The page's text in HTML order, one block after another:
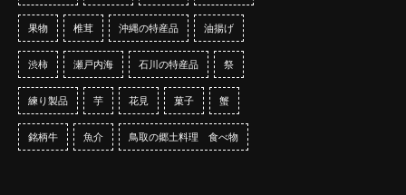
果物 椎茸 沖縄の特産品 油揚げ
渋柿 瀬戸内海 石川の特産品 祭
練り製品 芋 花見 菓子 蟹
銘柄牛 魚介 鳥取の郷土料理 食べ物